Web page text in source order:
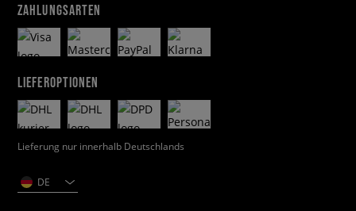
ZAHLUNGSARTEN
LIEFEROPTIONEN
Lieferung nur innerhalb Deutschlands
DE